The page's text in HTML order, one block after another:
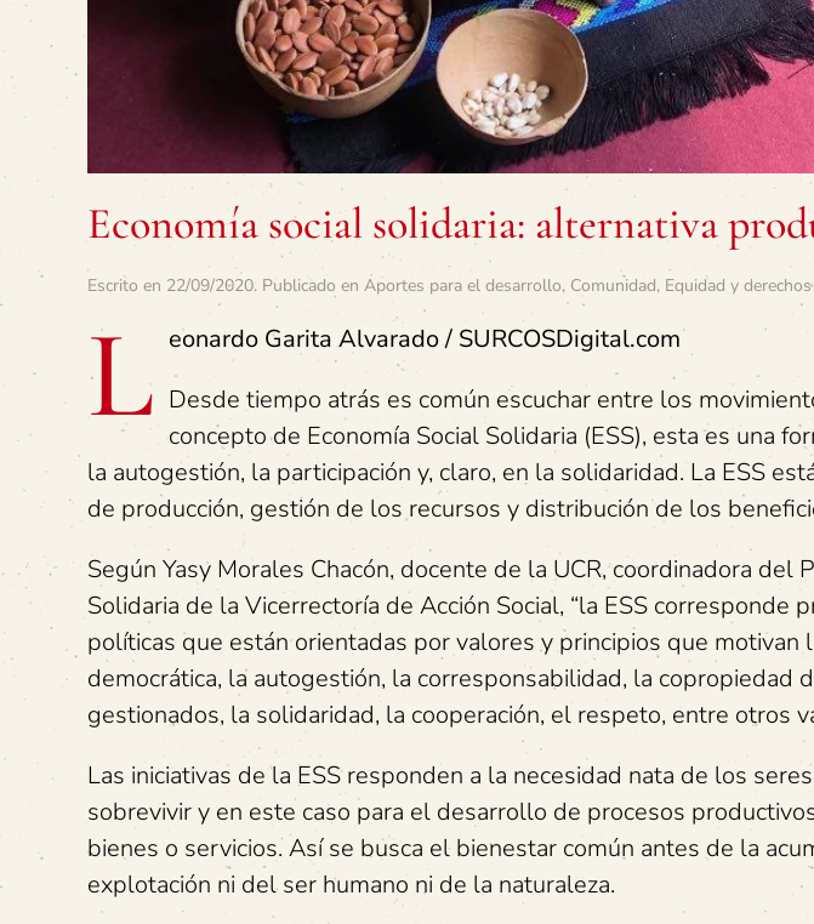
Economía social solidaria: alternativa
Escrito en 22/09/2020. Publicado en Aportes para el desarrollo, Comunidad, Equidad y
L eonardo Garita Alvarado / SURCOSDigital.com
Desde tiempo atrás es común escuchar entre los
concepto de Economía Social Solidaria (ESS), esta es una
la autogestión, la participación y, claro, en la solidaridad. La ESS
de producción, gestión de los recursos y distribución de los
Según Yasy Morales Chacón, docente de la UCR, coordinadora del
Solidaria de la Vicerrectoría de Acción Social, “la ESS corresponde
políticas que están orientadas por valores y principios que motivan
democrática, la autogestión, la corresponsabilidad, la copropiedad
gestionados, la solidaridad, la cooperación, el respeto, entre otros
Las iniciativas de la ESS responden a la necesidad nata de los
sobrevivir y en este caso para el desarrollo de procesos
bienes o servicios. Así se busca el bienestar común antes de la
explotación ni del ser humano ni de la naturaleza.